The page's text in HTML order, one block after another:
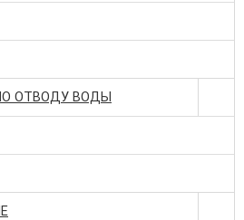
ОТВОДУ ВОДЫ